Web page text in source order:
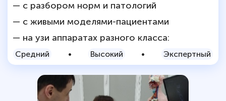
— с разбором норм и патологий
— с живыми моделями-пациентами
— на узи аппаратах разного класса:
Средний • Высокий • Экспертный